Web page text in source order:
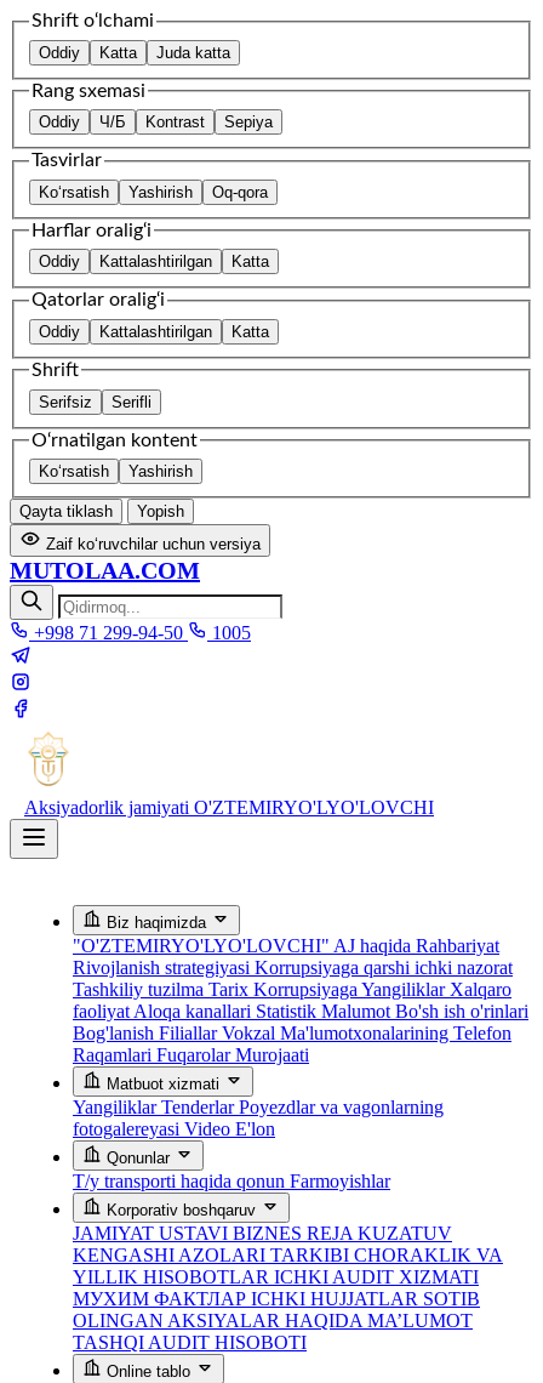
Shrift o‘lchami
Oddiy Katta Juda katta
Rang sxemasi
Oddiy Ч/Б Kontrast Sepiya
Tasvirlar
Ko‘rsatish Yashirish Oq-qora
Harflar oralig‘i
Oddiy Kattalashtirilgan Katta
Qatorlar oralig‘i
Oddiy Kattalashtirilgan Katta
Shrift
Serifsiz Serifli
O‘rnatilgan kontent
Ko‘rsatish Yashirish
Qayta tiklash
Yopish
Zaif ko‘ruvchilar uchun versiya
MUTOLAA.COM
+998 71 299-94-50 1005
Aksiyadorlik jamiyati O'ZTEMIRYO'LYO'LOVCHI
Biz haqimizda
"O'ZTEMIRYO'LYO'LOVCHI" AJ haqida Rahbariyat
Rivojlanish strategiyasi Korrupsiyaga qarshi ichki nazorat
Tashkiliy tuzilma Tarix Korrupsiyaga Yangiliklar Xalqaro
faoliyat Aloqa kanallari Statistik Malumot Bo'sh ish o'rinlari
Bog'lanish FiliallarVokzal Ma'lumotxonalarining Telefon
Raqamlari Fuqarolar Murojaati
Matbuot xizmati
YangiliklarTenderlarPoyezdlar va vagonlarning
fotogalereyasi Video E'lon
Qonunlar
T/y transporti haqida qonun Farmoyishlar
Korporativ boshqaruv
JAMIYAT USTAVI BIZNES REJA KUZATUV
KENGASHI AZOLARI TARKIBI CHORAKLIK VA
YILLIK HISOBOTLAR ICHKI AUDIT XIZMATI
МУХИМ ФАКТЛАР ICHKI HUJJATLAR SOTIB
OLINGAN AKSIYALAR HAQIDA MA’LUMOT
TASHQI AUDIT HISOBOTI
Online tablo